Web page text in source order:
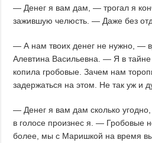
— Денег я вам дам, — трогал я
зажившую челюсть. — Даже без
— А нам твоих денег не нужно, —
Алевтина Васильевна. — Я в тайне
копила гробовые. Зачем нам
задержаться на этом. Не так уж и
— Денег я вам дам сколько
в голосе произнес я. — Гробовые
более, мы с Маришкой на время